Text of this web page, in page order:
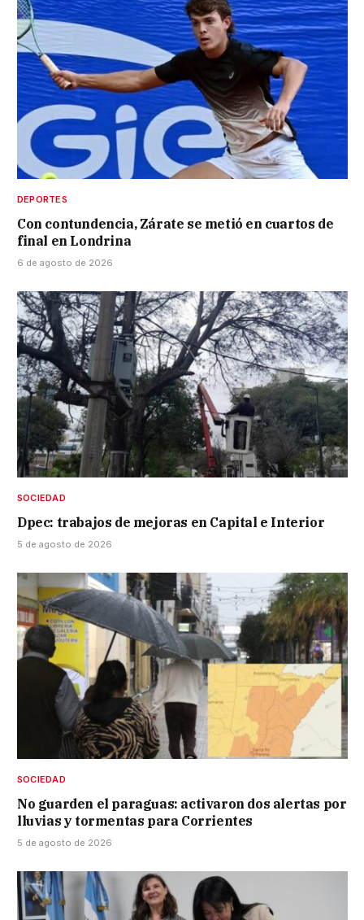
DEPORTES
Con contundencia, Zárate se metió en cuartos de
final en Londrina
6 de agosto de 2026
SOCIEDAD
Dpec: trabajos de mejoras en Capital e Interior
5 de agosto de 2026
SOCIEDAD
No guarden el paraguas: activaron dos alertas por
lluvias y tormentas para Corrientes
5 de agosto de 2026